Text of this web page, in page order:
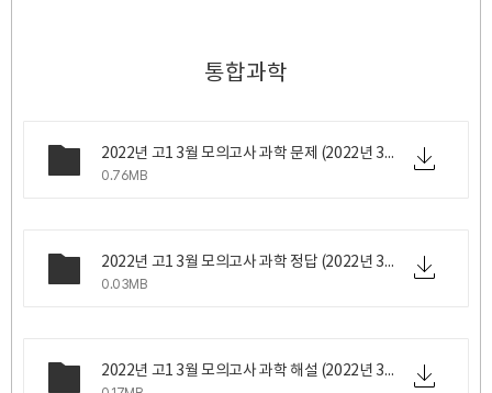
통합과학
2022년 고1 3월 모의고사 과학 문제 (2022년 3월 24일 목요일 시행).pdf
0.76MB
2022년 고1 3월 모의고사 과학 정답 (2022년 3월 24일 목요일 시행).png
0.03MB
2022년 고1 3월 모의고사 과학 해설 (2022년 3월 24일 목요일 시행).pdf